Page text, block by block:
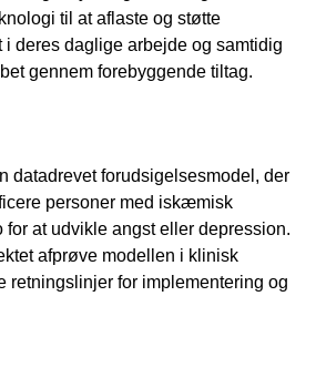
til at aflaste og støtte
deres daglige arbejde og samtidig
gennem forebyggende tiltag.
datadrevet forudsigelsesmodel, der
personer med iskæmisk
for at udvikle angst eller depression.
afprøve modellen i klinisk
retningslinjer for implementering og